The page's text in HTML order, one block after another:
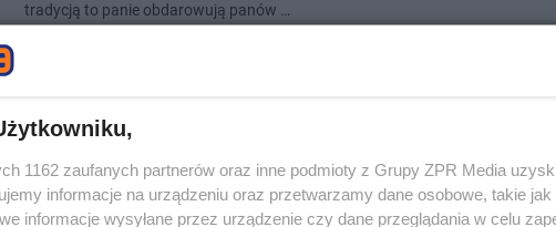
tradycją to panie obdarowują panów …
Życzenia na Dzień Mężczyzn. Sprawdź krótkie,
wzruszające wierszyki dla panów
1162 zaufanych partnerów oraz inne podmioty z Grupy ZPR Media
informacje na urządzeniu oraz przetwarzamy dane osobowe, takie jak
informacje wysyłane przez urządzenie czy dane przeglądania w celu